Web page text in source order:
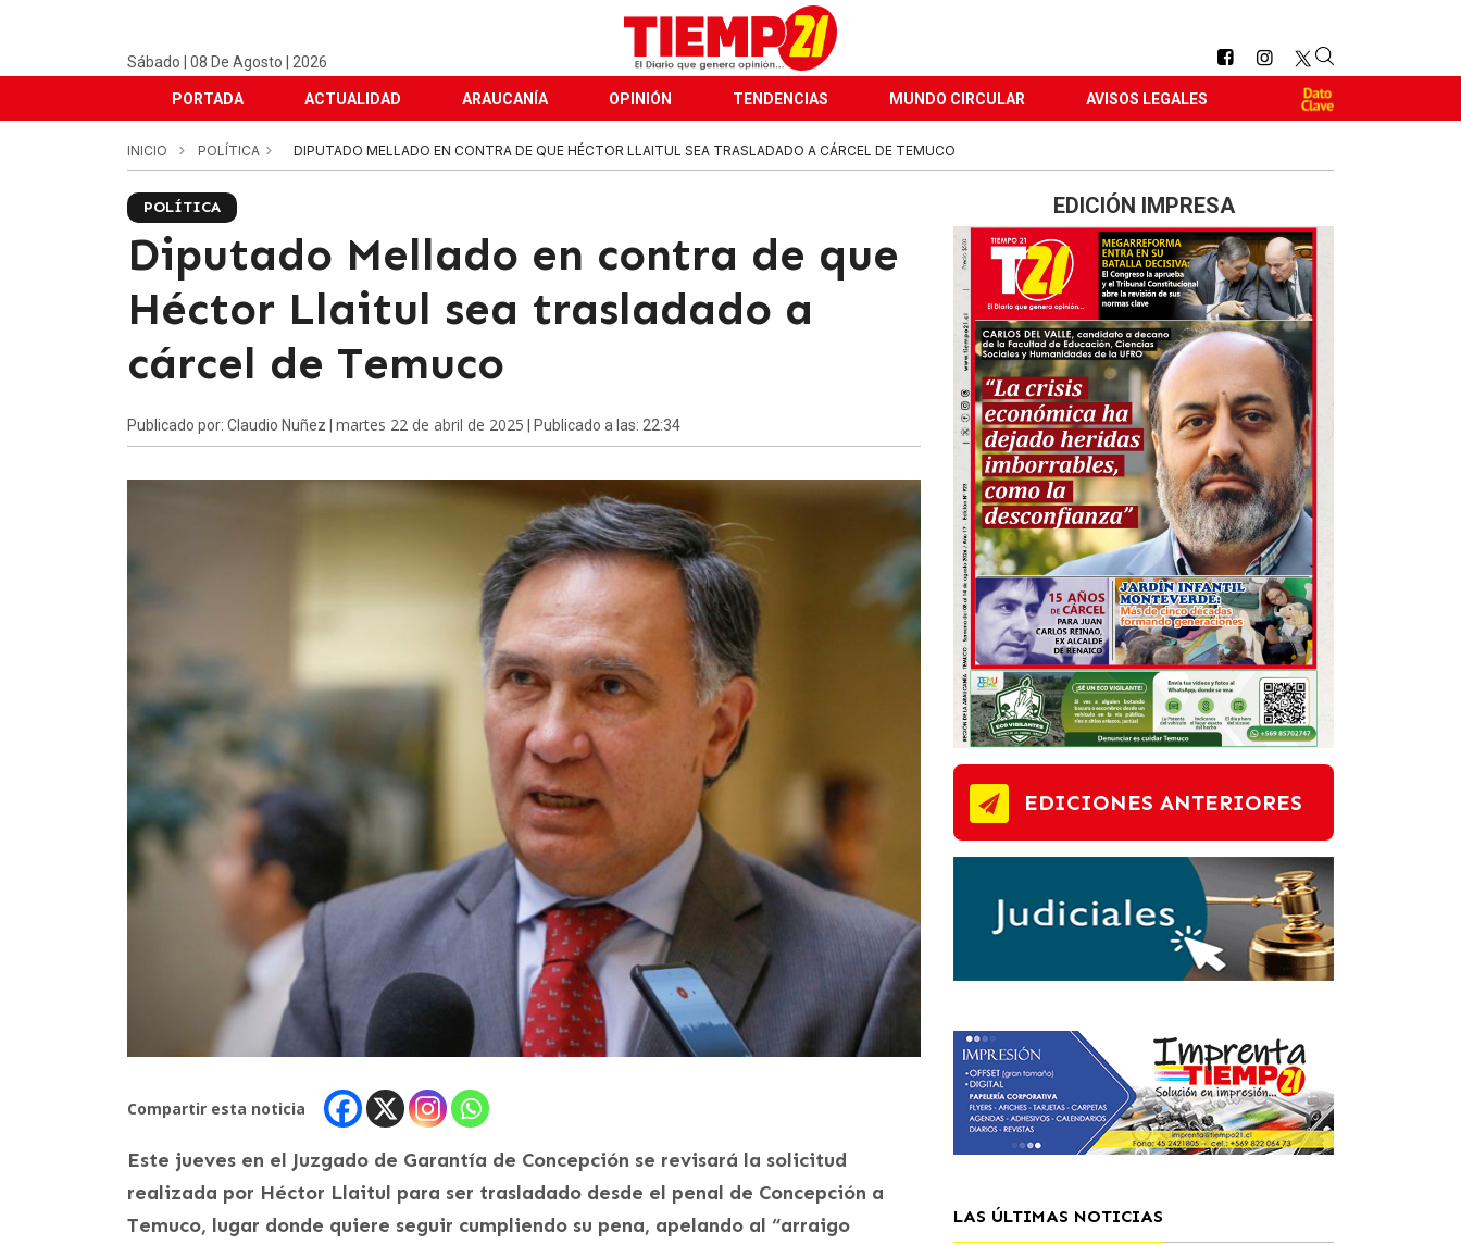
Sábado | 08 De Agosto | 2026
PORTADA ACTUALIDAD ARAUCANÍA OPINIÓN TENDENCIAS MUNDO CIRCULAR AVISOS LEGALES
INICIO POLÍTICA DIPUTADO MELLADO EN CONTRA DE QUE HÉCTOR LLAITUL SEA TRASLADADO A CÁRCEL DE TEMUCO
POLÍTICA
Diputado Mellado en contra de que
Héctor Llaitul sea trasladado a
cárcel de Temuco
Publicado por: Claudio Nuñez | martes 22 de abril de 2025 | Publicado a las: 22:34
Compartir esta noticia
Este jueves en el Juzgado de Garantía de Concepción se revisará la solicitud
realizada por Héctor Llaitul para ser trasladado desde el penal de Concepción a
Temuco, lugar donde quiere seguir cumpliendo su pena, apelando al “arraigo
EDICIÓN IMPRESA
EDICIONES ANTERIORES
LAS ÚLTIMAS NOTICIAS